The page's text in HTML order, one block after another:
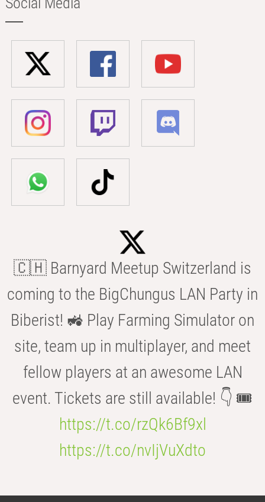
🇨🇭 Barnyard Meetup Switzerland is
coming to the BigChungus LAN Party in
Biberist! 🚜 Play Farming Simulator on
site, team up in multiplayer, and meet
fellow players at an awesome LAN
event. Tickets are still available! 👇 🎟️
https://t.co/rzQk6Bf9xl
https://t.co/nvIjVuXdto